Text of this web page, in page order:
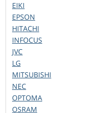
EIKI
EPSON
HITACHI
INFOCUS
JVC
LG
MITSUBISHI
NEC
OPTOMA
OSRAM